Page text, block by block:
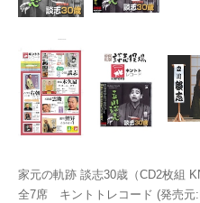
家元の軌跡 談志30歳（CD2枚組
全7席 キントトレコード (発売元